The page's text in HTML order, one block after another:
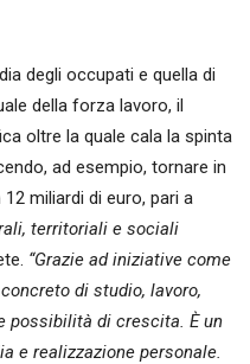
degli occupati e quella di
della forza lavoro, il
oltre la quale cala la spinta
ad esempio, tornare in
miliardi di euro, pari a
territoriali e sociali
“Grazie ad iniziative come
di studio, lavoro,
possibilità di crescita. È un
e realizzazione personale.